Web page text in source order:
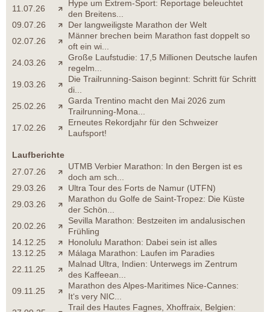
11.07.26
Hype um Extrem-Sport: Reportage beleuchtet
den Breitens...
09.07.26
Der langweiligste Marathon der Welt
02.07.26
Männer brechen beim Marathon fast doppelt so
oft ein wi...
24.03.26
Große Laufstudie: 17,5 Millionen Deutsche laufen
regelm...
19.03.26
Die Trailrunning-Saison beginnt: Schritt für Schritt
di...
25.02.26
Garda Trentino macht den Mai 2026 zum
Trailrunning-Mona...
17.02.26
Erneutes Rekordjahr für den Schweizer
Laufsport!
Laufberichte
27.07.26
UTMB Verbier Marathon: In den Bergen ist es
doch am sch...
29.03.26
Ultra Tour des Forts de Namur (UTFN)
29.03.26
Marathon du Golfe de Saint-Tropez: Die Küste
der Schön...
20.02.26
Sevilla Marathon: Bestzeiten im andalusischen
Frühling
14.12.25
Honolulu Marathon: Dabei sein ist alles
13.12.25
Málaga Marathon: Laufen im Paradies
22.11.25
Malnad Ultra, Indien: Unterwegs im Zentrum
des Kaffeean...
09.11.25
Marathon des Alpes-Maritimes Nice-Cannes:
It‘s very NIC...
Trail des Hautes Fagnes, Xhoffraix, Belgien: